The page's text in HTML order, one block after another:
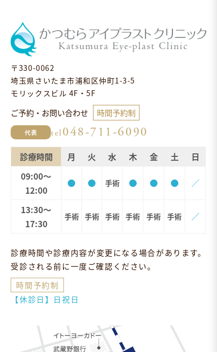
〒330-0062
埼玉県さいたま市浦和区仲町1-3-5
モリックスビル 4F・5F
ご予約・お問い合わせ 時間予約制
代表 tel048-711-6090
診療時間 月 火 水 木 金 土
日
09:00～
12:00
● ● 手術 ● ● ● ／
13:30～
17:30
手術 手術 手術 手術 手術 手術 ／
診療時間や診療内容が変更になる場合があります。
受診される前に一度ご確認ください。
時間予約制
【休診日】日祝日